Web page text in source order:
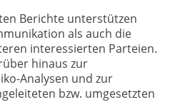
Berichte unterstützen
als auch die
interessierten Parteien.
hinaus zur
Analysen und zur
bzw. umgesetzten